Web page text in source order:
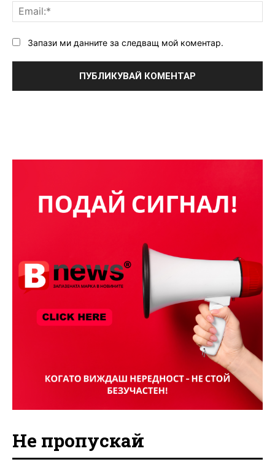
Запази ми данните за следващ мой коментар.
Не пропускай